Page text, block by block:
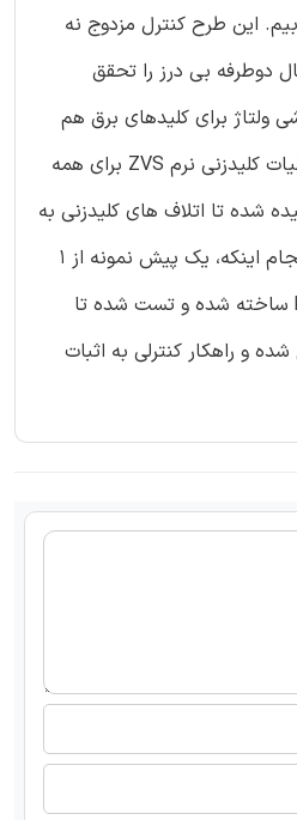
این طرح کنترل مزدوج نه
دوطرفه بی درز را تحقق
ولتاژ برای کلیدهای برق هم
دست می یابد. بعلاوه، عملیات کلیدزنی نرم ZVS برای همه
شده تا اتلاف های کلیدزنی به
حداقل خودش برسد. سرانجام اینکه، یک پیش نمونه از 1
kW که در فرکانس 100 kHz ساخته شده و تست شده تا
و راهکار کنترلی به اثبات